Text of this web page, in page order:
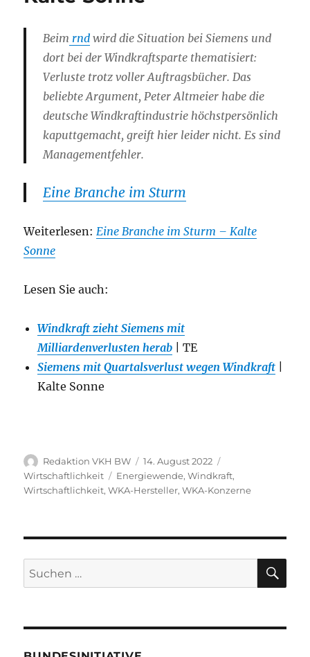
Beim rnd wird die Situation bei Siemens und
dort bei der Windkraftsparte thematisiert:
Verluste trotz voller Auftragsbücher. Das
beliebte Argument, Peter Altmeier habe die
deutsche Windkraftindustrie höchstpersönlich
kaputtgemacht, greift hier leider nicht. Es sind
Managementfehler.
Eine Branche im Sturm
Weiterlesen:Eine Branche im Sturm – Kalte
Sonne
Lesen Sie auch:
Windkraft zieht Siemens mit
Milliardenverlusten herab | TE
Siemens mit Quartalsverlust wegen Windkraft
Kalte Sonne
Autor
Redaktion VKH BW
Veröffentlicht
am
14. August 2022
Wirtschaftlichkeit
Schlagwörter
Energiewende,Windkraft,
Wirtschaftlichkeit,WKA-Hersteller,WKA-Konzerne
Suche
nach: